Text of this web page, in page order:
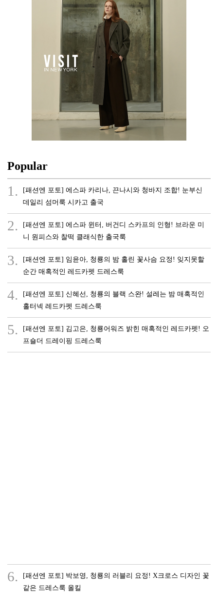
Popular
1.
[패션엔 포토] 에스파 카리나, 끈나시와 청바지 조합! 눈부신
데일리 섬머룩 시카고 출국
2.
[패션엔 포토] 에스파 윈터, 버건디 스카프의 인형! 브라운 미
니 원피스와 찰떡 클래식한 출국룩
3.
[패션엔 포토] 임윤아, 청룡의 밤 홀린 꽃사슴 요정! 잊지못할
순간 매혹적인 레드카펫 드레스룩
4.
[패션엔 포토] 신혜선, 청룡의 블랙 스완! 설레는 밤 매혹적인
홀터넥 레드카펫 드레스룩
5.
[패션엔 포토] 김고은, 청룡어워즈 밝힌 매혹적인 레드카펫! 오
프숄더 드레이핑 드레스룩
6.
[패션엔 포토] 박보영, 청룡의 러블리 요정! X크로스 디자인 꽃
같은 드레스룩 올킬